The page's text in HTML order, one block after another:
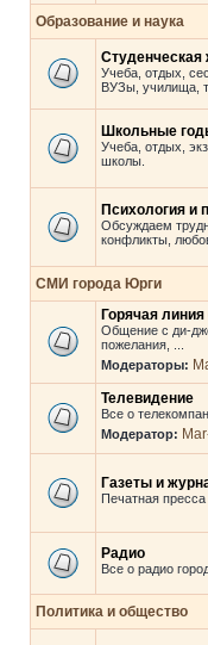
Образование и наука
Студенческая
Учеба, отдых,
ВУЗы, училища,
Школьные
Учеба, отдых,
школы.
Психология и
Обсуждаем
конфликты,
СМИ города Юрги
Горячая
Общение с ди-
пожелания, ...
Модераторы:
Телевидение
Все о
Модератор:
Газеты и
Печатная пресса
Радио
Все о радио
Политика и общество